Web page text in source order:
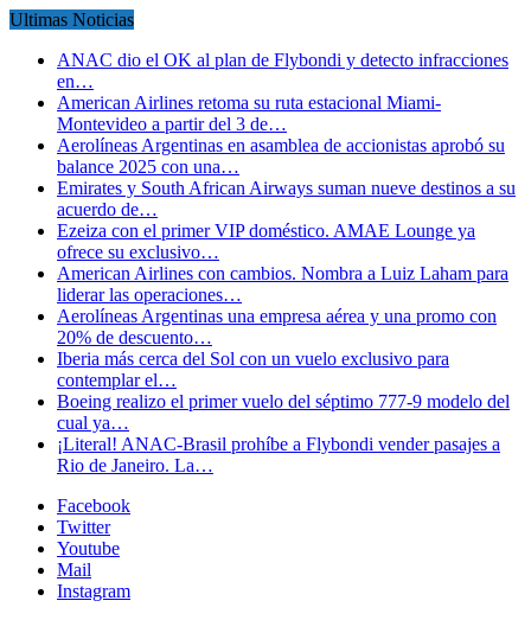
Ultimas Noticias
ANAC dio el OK al plan de Flybondi y detecto infracciones
en…
American Airlines retoma su ruta estacional Miami-
Montevideo a partir del 3 de…
Aerolíneas Argentinas en asamblea de accionistas aprobó su
balance 2025 con una…
Emirates y South African Airways suman nueve destinos a su
acuerdo de…
Ezeiza con el primer VIP doméstico. AMAE Lounge ya
ofrece su exclusivo…
American Airlines con cambios. Nombra a Luiz Laham para
liderar las operaciones…
Aerolíneas Argentinas una empresa aérea y una promo con
20% de descuento…
Iberia más cerca del Sol con un vuelo exclusivo para
contemplar el…
Boeing realizo el primer vuelo del séptimo 777-9 modelo del
cual ya…
¡Literal! ANAC-Brasil prohíbe a Flybondi vender pasajes a
Rio de Janeiro. La…
Facebook
Twitter
Youtube
Mail
Instagram